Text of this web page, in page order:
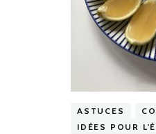
ASTUCES
IDÉES POUR